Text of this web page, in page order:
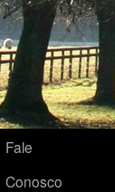
Fale
Conosco